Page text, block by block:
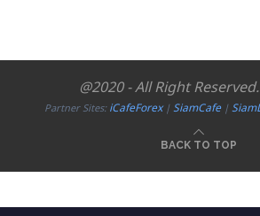
@2020 - All Right Reserved.
Partner Sites:iCafeForex|SiamCafe|
BACK TO TOP